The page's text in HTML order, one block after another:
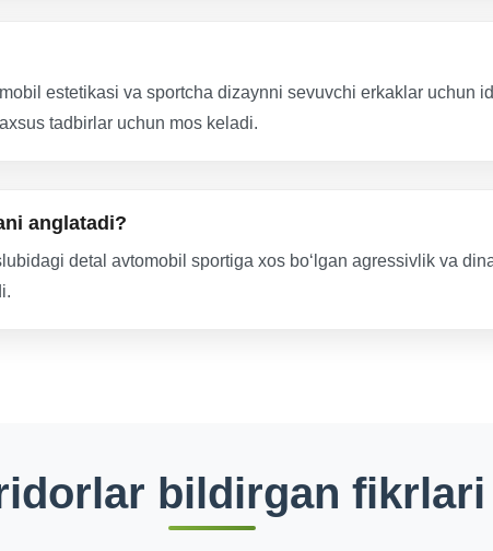
estetikasi va sportcha dizaynni sevuvchi erkaklar uchun
tadbirlar uchun mos keladi.
anglatadi?
detal avtomobil sportiga xos bo‘lgan agressivlik va
bildirgan fikrlari